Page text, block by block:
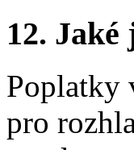
12. Jaké
Poplatky
pro